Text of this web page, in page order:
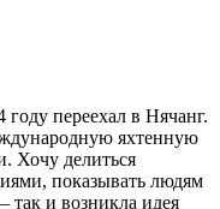
переехал в Нячанг.
яхтенную
Хочу делиться
показывать людям
и возникла идея